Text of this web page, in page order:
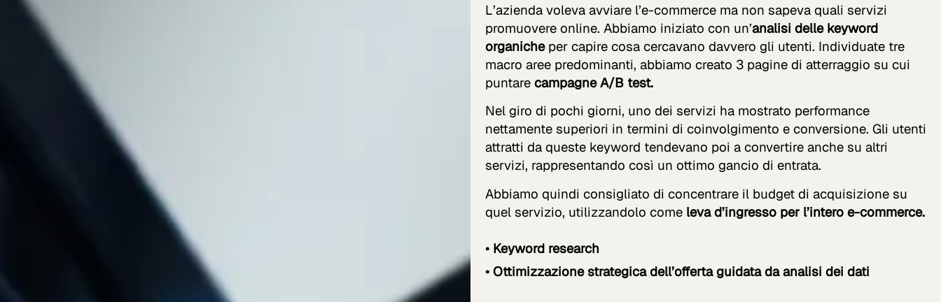
L’azienda voleva avviare l’e-commerce ma non sapeva quali servizi
promuovere online. Abbiamo iniziato con un’analisi delle keyword
organicheper capire cosa cercavano davvero gli utenti. Individuate tre
macro aree predominanti, abbiamo creato 3 pagine di atterraggio su cui
puntare campagne A/B test.
Nel giro di pochi giorni, uno dei servizi ha mostrato performance
nettamente superiori in termini di coinvolgimento e conversione. Gli utenti
attratti da queste keyword tendevano poi a convertire anche su altri
servizi, rappresentando così un ottimo gancio di entrata.
Abbiamo quindi consigliato di concentrare il budget di acquisizione su
quel servizio, utilizzandolo come leva d’ingresso per l’intero e-commerce.
• Keyword research
• Ottimizzazione strategica dell’offerta guidata da analisi dei dati